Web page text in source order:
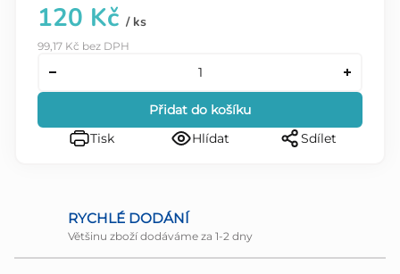
120 Kč / ks
99,17 Kč bez DPH
Přidat do košíku
Tisk
Hlídat Sdílet
RYCHLÉ DODÁNÍ
Většinu zboží dodáváme za 1-2 dny